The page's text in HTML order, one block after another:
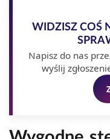
WIDZISZ COŚ
Napisz do nas
wyślij